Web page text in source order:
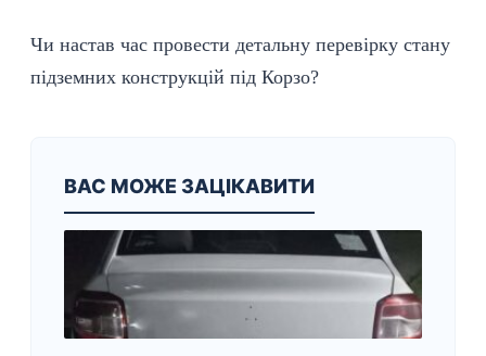
Чи настав час провести детальну перевірку стану
підземних конструкцій під Корзо?
ВАС МОЖЕ ЗАЦІКАВИТИ